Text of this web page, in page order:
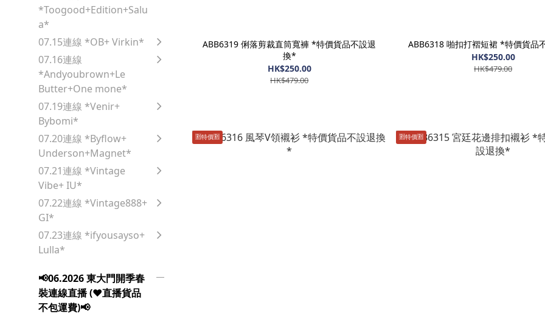
*Toogood+Edition+Salu
a*
07.15連線 *OB+ Virkin*
07.16連線
*Andyoubrown+Le
Butter+One mone*
07.19連線 *Venir+
Bybomi*
07.20連線 *Byflow+
Underson+Magnet*
07.21連線 *Vintage
Vibe+ IU*
07.22連線 *Vintage888+
GI*
07.23連線 *ifyousayso+
Lulla*
📢06.2026 東大門開季春
裝連線直播 (♥️直播貨品
不包運費)📢
ABB6319 俐落剪裁直筒寬褲 *特價貨品不設退
換*
HK$250.00
HK$479.00
ABB6318 啪扣打褶短裙 *特價貨品
HK$250.00
HK$479.00
🈹️特價🈹️ 🈹️特價🈹️